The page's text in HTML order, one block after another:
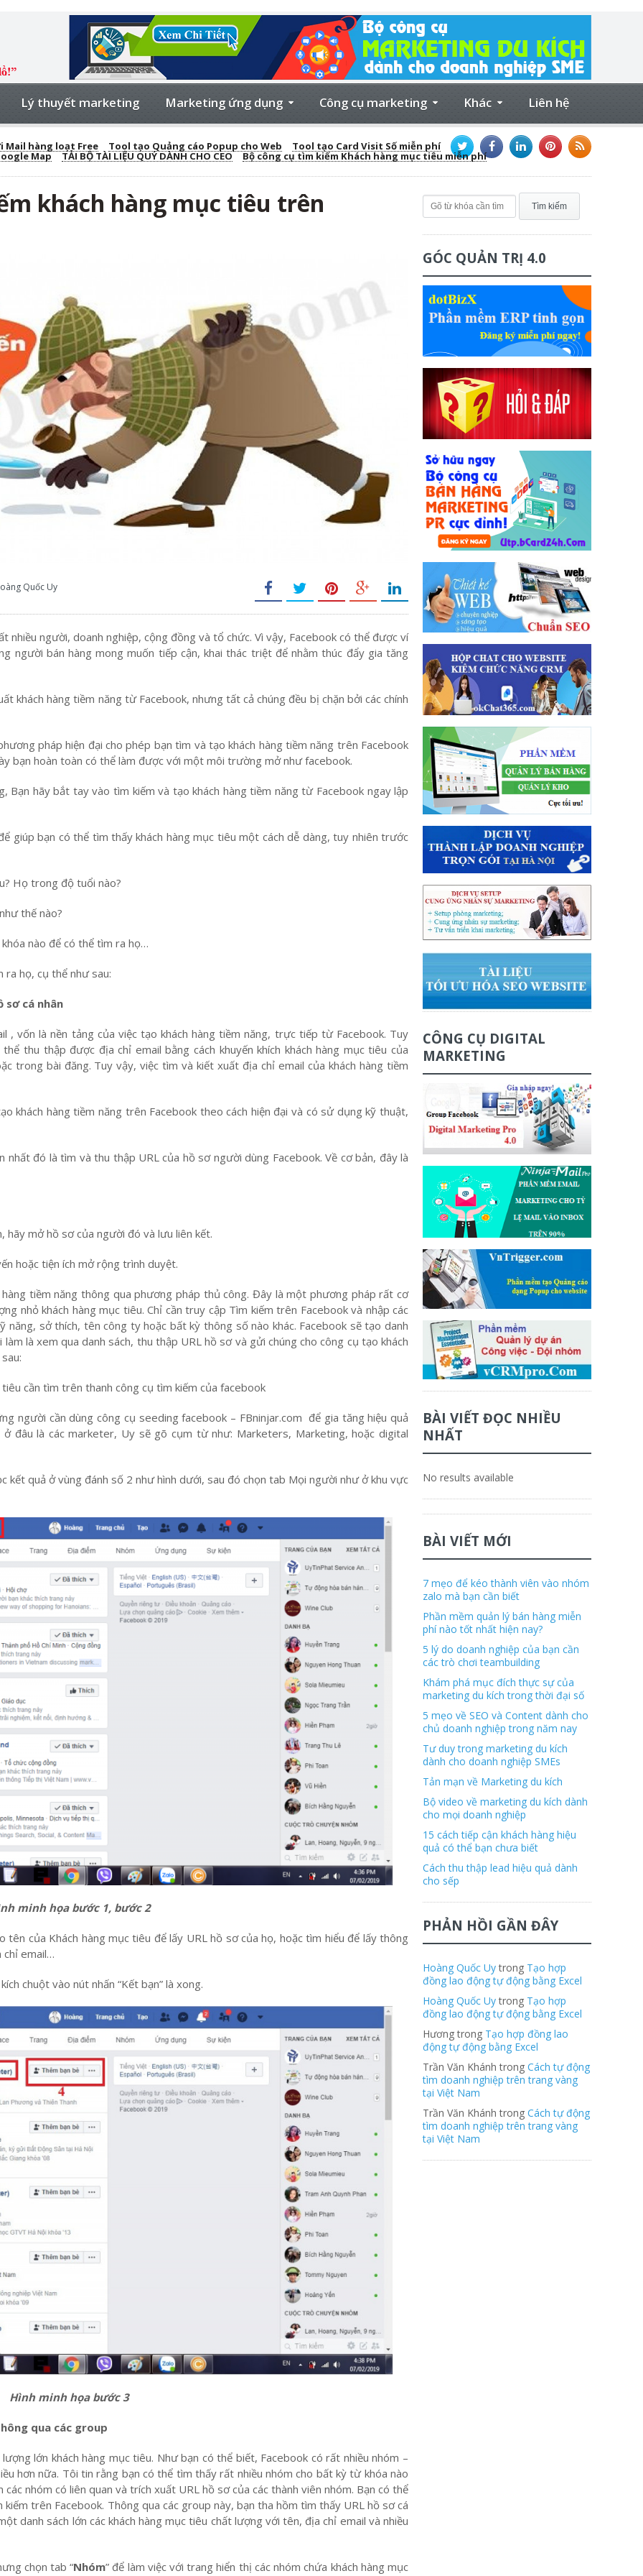
Lý thuyết marketing Marketing ứng dụng Công cụ marketing Khác Liên hệ
Mail hàng loạt Free Tool tạo Quảng cáo Popup cho Web Tool tạo Card Visit Số miễn phí
Map TẢI BỘ TÀI LIỆU QUÝ DÀNH CHO CEO Bộ công cụ tìm kiếm Khách hàng mục tiêu miễn phí
khách hàng mục tiêu trên
Quốc Uy
nhiều người, doanh nghiệp, cộng đồng và tổ chức. Vì vậy, Facebook có thể được ví
người bán hàng mong muốn tiếp cận, khai thác triệt để nhằm thúc đẩy gia tăng
khách hàng tiềm năng từ Facebook, nhưng tất cả chúng đều bị chặn bởi các chính
ương pháp hiện đại cho phép bạn tìm và tạo khách hàng tiềm năng trên Facebook
bạn hoàn toàn có thể làm được với một môi trường mở như facebook.
Bạn hãy bắt tay vào tìm kiếm và tạo khách hàng tiềm năng từ Facebook ngay lập
bạn có thể tìm thấy khách hàng mục tiêu một cách dễ dàng, tuy nhiên trước
Họ trong độ tuổi nào?
thế nào?
nào để có thể tìm ra họ…
họ, cụ thể như sau:
sơ cá nhân
là nền tảng của việc tạo khách hàng tiềm năng, trực tiếp từ Facebook. Tuy
thu thập được địa chỉ email bằng cách khuyến khích khách hàng mục tiêu của
trong bài đăng. Tuy vậy, việc tìm và kiết xuất địa chỉ email của khách hàng tiềm
hàng tiềm năng trên Facebook theo cách hiện đại và có sử dụng kỹ thuật,
đó là tìm và thu thập URL của hồ sơ người dùng Facebook. Về cơ bản, đây là
mở hồ sơ của người đó và lưu liên kết.
hoặc tiện ích mở rộng trình duyệt.
tiềm năng thông qua phương pháp thủ công. Đây là một phương pháp rất cơ
nhỏ khách hàng mục tiêu. Chỉ cần truy cập Tìm kiếm trên Facebook và nhập các
sở thích, tên công ty hoặc bất kỳ thông số nào khác. Facebook sẽ tạo danh
là xem qua danh sách, thu thập URL hồ sơ và gửi chúng cho công cụ tạo khách
cần tìm trên thanh công cụ tìm kiếm của facebook
cần dùng công cụ seeding facebook – FBninjar.com để gia tăng hiệu quả
đâu là các marketer, Uy sẽ gõ cụm từ như: Marketers, Marketing, hoặc digital
quả ở vùng đánh số 2 như hình dưới, sau đó chọn tab Mọi người như ở khu vực
minh họa bước 1, bước 2
của Khách hàng mục tiêu để lấy URL hồ sơ của họ, hoặc tìm hiểu để lấy thông
chỉ email…
chuột vào nút nhấn “Kết bạn” là xong.
Hình minh họa bước 3
qua các group
lớn khách hàng mục tiêu. Như bạn có thể biết, Facebook có rất nhiều nhóm –
hơn nữa. Tôi tin rằng bạn có thể tìm thấy rất nhiều nhóm cho bất kỳ từ khóa nào
nhóm có liên quan và trích xuất URL hồ sơ của các thành viên nhóm. Bạn có thể
trên Facebook. Thông qua các group này, bạn tha hồm tìm thấy URL hồ sơ cá
danh sách lớn các khách hàng mục tiêu chất lượng với tên, địa chỉ email và nhiều
chọn tab “Nhóm” để làm việc với trang hiển thị các nhóm chứa khách hàng mục
GÓC QUẢN TRỊ 4.0
CÔNG CỤ DIGITAL
MARKETING
BÀI VIẾT ĐỌC NHIỀU
NHẤT
No results available
BÀI VIẾT MỚI
7 mẹo để kéo thành viên vào nhóm
zalo mà bạn cần biết
Phần mềm quản lý bán hàng miễn
phí nào tốt nhất hiện nay?
5 lý do doanh nghiệp của bạn cần
các trò chơi teambuilding
Khám phá mục đích thực sự của
marketing du kích trong thời đại số
5 mẹo về SEO và Content dành cho
chủ doanh nghiệp trong năm nay
Tư duy trong marketing du kích
dành cho doanh nghiệp SMEs
Tản mạn về Marketing du kích
Bộ video về marketing du kích dành
cho mọi doanh nghiệp
15 cách tiếp cận khách hàng hiệu
quả có thể bạn chưa biết
Cách thu thập lead hiệu quả dành
cho sếp
PHẢN HỒI GẦN ĐÂY
Hoàng Quốc Uytrong Tạo hợp
đồng lao động tự động bằng Excel
Hoàng Quốc Uytrong Tạo hợp
đồng lao động tự động bằng Excel
Hương trong Tạo hợp đồng lao
động tự động bằng Excel
Trần Văn Khánh trong Cách tự động
tìm doanh nghiệp trên trang vàng
tại Việt Nam
Trần Văn Khánh trong Cách tự động
tìm doanh nghiệp trên trang vàng
tại Việt Nam